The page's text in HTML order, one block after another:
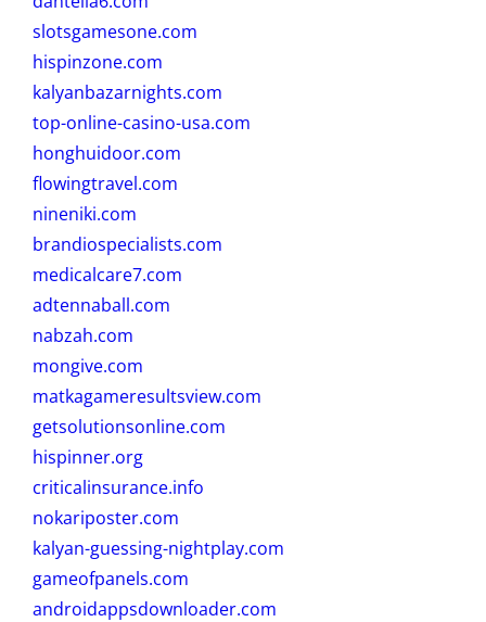
slotsgamesone.com
hispinzone.com
kalyanbazarnights.com
top-online-casino-usa.com
honghuidoor.com
flowingtravel.com
nineniki.com
brandiospecialists.com
medicalcare7.com
adtennaball.com
nabzah.com
mongive.com
matkagameresultsview.com
getsolutionsonline.com
hispinner.org
criticalinsurance.info
nokariposter.com
kalyan-guessing-nightplay.com
gameofpanels.com
androidappsdownloader.com